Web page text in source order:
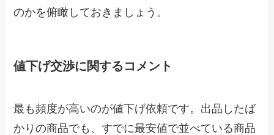
のかを俯瞰しておきましょう。
値下げ交渉に関するコメント
最も頻度が高いのが値下げ依頼です。出品したば
かりの商品でも、すでに最安値で並べている商品